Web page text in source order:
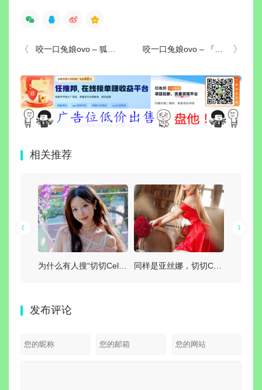
咬一口兔娘ovo – 狐灵：在森林中绽放的狐狸灵气 咬一口兔娘ovo – 『遗失病栋』&小花仙：梦幻般的温柔治愈
相关推荐
发布评论